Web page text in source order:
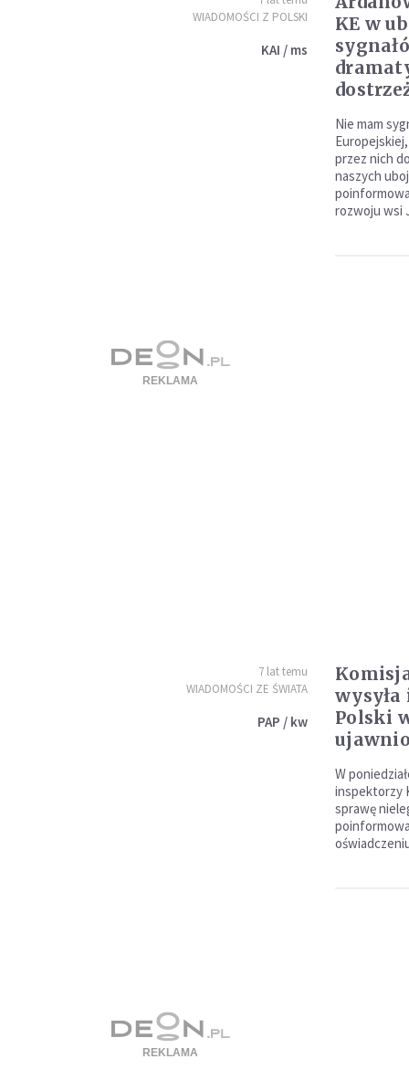
WIADOMOŚCI Z POLSKI
KAI / ms
KE w
Nie mam
przez nich
naszych
rozwoju wsi
7 lat temu
WIADOMOŚCI ZE ŚWIATA
PAP / kw
Polski
W
inspektorzy
sprawę